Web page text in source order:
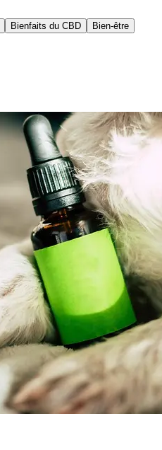
Bienfaits du CBD
Bien-être